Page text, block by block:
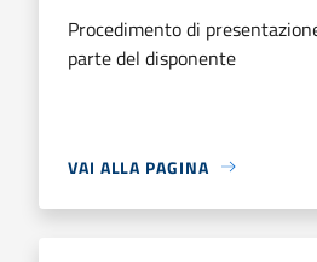
Procedimento di
parte del disponente
VAI ALLA PAGINA